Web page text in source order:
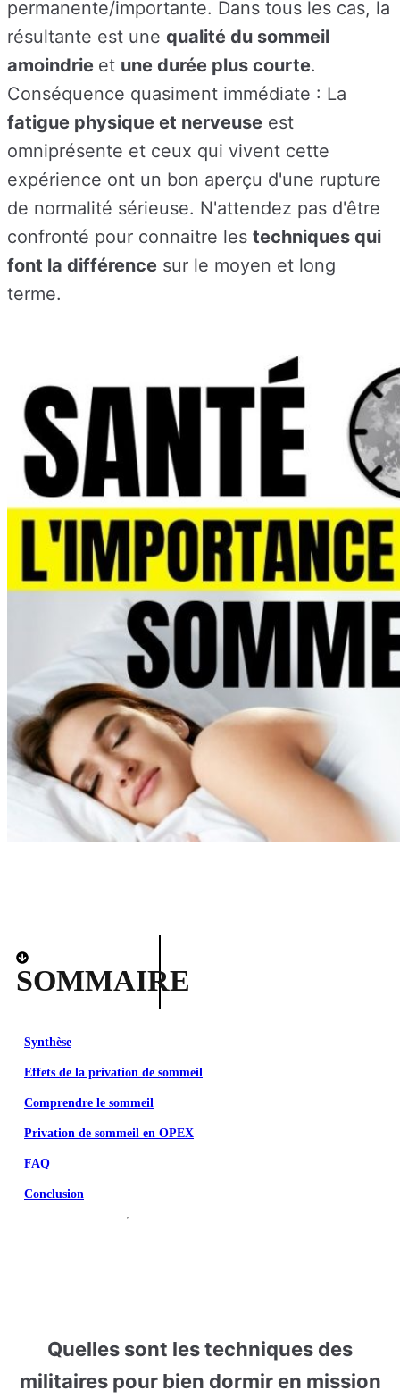
permanente/importante. Dans tous les cas, la
résultante est une qualité du sommeil
amoindrie et une durée plus courte.
Conséquence quasiment immédiate : La
fatigue physique et nerveuse est
omniprésente et ceux qui vivent cette
expérience ont un bon aperçu d'une rupture
de normalité sérieuse. N'attendez pas d'être
confronté pour connaitre les techniques qui
font la différence sur le moyen et long
terme.
SOMMAIRE
Synthèse
Effets de la privation de sommeil
Comprendre le sommeil
Privation de sommeil en OPEX
FAQ
Conclusion
Quelles sont les techniques des
militaires pour bien dormir en mission